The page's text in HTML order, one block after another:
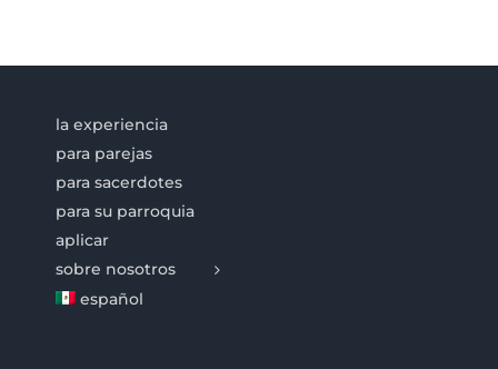
la experiencia
para parejas
para sacerdotes
para su parroquia
aplicar
sobre nosotros
español